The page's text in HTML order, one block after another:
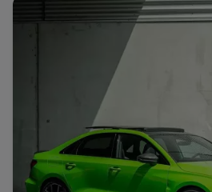
Range Rover Corvette